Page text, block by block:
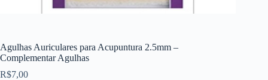
Agulhas Auriculares para Acupuntura 2.5mm –
Complementar Agulhas
R$7,00